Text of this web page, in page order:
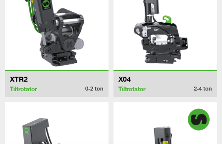
XTR2
Tiltrotator 0-2 ton
X04
Tiltrotator 2-4 ton